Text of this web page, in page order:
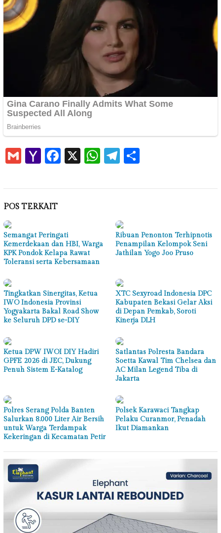
GmailYahoo
Mail
Facebook
X WhatsApp
Telegram
POS TERKAIT
Semangat Peringati
Kemerdekaan dan HBI, Warga
KPK Pondok Kelapa Rawat
Toleransi serta Kebersamaan
Ribuan Penonton Terhipnotis
Penampilan Kelompok Seni
Jathilan Yogo Joo Pruso
Tingkatkan Sinergitas, Ketua
IWO Indonesia Provinsi
Yogyakarta Bakal Road Show
ke Seluruh DPD se-DIY
XTC Sexyroad Indonesia DPC
Kabupaten Bekasi Gelar Aksi
di Depan Pemkab, Soroti
Kinerja DLH
Ketua DPW IWOI DIY Hadiri
GPFE 2026 di JEC, Dukung
Penuh Sistem E-Katalog
Satlantas Polresta Bandara
Soetta Kawal Tim Chelsea dan
AC Milan Legend Tiba di
Jakarta
Polres Serang Polda Banten
Salurkan 8.000 Liter Air Bersih
untuk Warga Terdampak
Kekeringan di Kecamatan Petir
Polsek Karawaci Tangkap
Pelaku Curanmor, Penadah
Ikut Diamankan